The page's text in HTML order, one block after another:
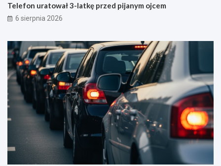
Telefon uratował 3-latkę przed pijanym ojcem
6 sierpnia 2026